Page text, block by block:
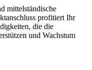
mittelständische
profitiert Ihr
die die
und Wachstum